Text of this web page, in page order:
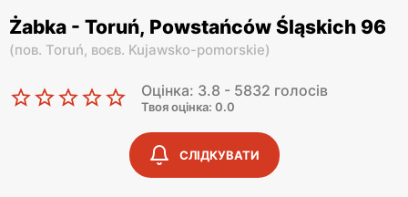
Żabka - Toruń, Powstańców Śląskich 96
(пов. Toruń, воєв. Kujawsko-pomorskie)
Оцінка: 3.8 - 5832 голосів
Твоя оцінка: 0.0
СЛІДКУВАТИ